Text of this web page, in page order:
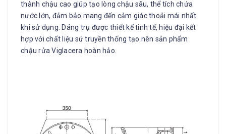
thành chậu cao giúp tạo lòng chậu sâu, thể tích chứa
nước lớn, đảm bảo mang đến cảm giác thoải mái nhất
khi sử dụng. Dáng trụ được thiết kế tinh tế, hiệu đại kết
hợp với chất liệu sứ truyền thống tạo nên sản phẩm
chậu rửa Viglacera hoàn hảo.